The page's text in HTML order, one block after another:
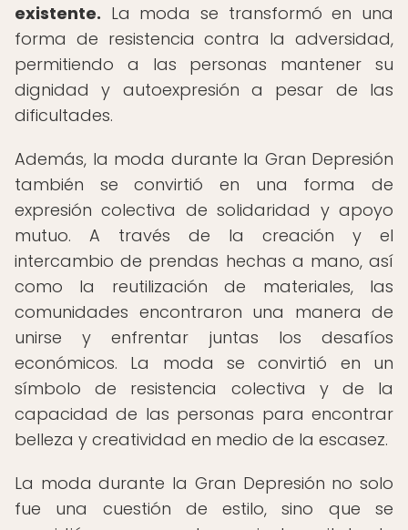
existente. La moda se transformó en una
forma de resistencia contra la adversidad,
permitiendo a las personas mantener su
dignidad y autoexpresión a pesar de las
dificultades.
Además, la moda durante la Gran Depresión
también se convirtió en una forma de
expresión colectiva de solidaridad y apoyo
mutuo. A través de la creación y el
intercambio de prendas hechas a mano, así
como la reutilización de materiales, las
comunidades encontraron una manera de
unirse y enfrentar juntas los desafíos
económicos. La moda se convirtió en un
símbolo de resistencia colectiva y de la
capacidad de las personas para encontrar
belleza y creatividad en medio de la escasez.
La moda durante la Gran Depresión no solo
fue una cuestión de estilo, sino que se